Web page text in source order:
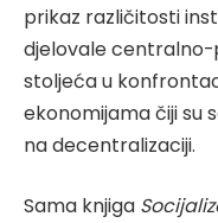
prikaz različitosti
djelovale centralno-
stoljeća u
ekonomijama čiji su
na decentralizaciji.
Sama knjiga